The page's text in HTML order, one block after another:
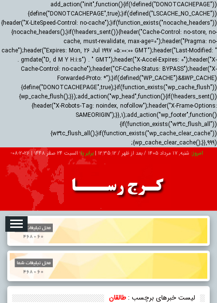
add_action("init",function(){if(!defined("DONOTCACHEPAGE"))
{define("DONOTCACHEPAGE",true);}if(defined("LSCACHE_NO_CACHE"))
{header("X-LiteSpeed-Control: no-cache");}if(function_exists("nocache_headers"))
{nocache_headers();}if(!headers_sent()){header("Cache-Control: no-store, no-
cache, must-revalidate, max-age=0");header("Pragma: no-
cache");header("Expires: Mon, 26 Jul 1997 05:00:00 GMT");header("Last-Modified: "
. gmdate("D, d M Y H:i:s") . " GMT");header("X-Accel-Expires: 0");header("X-
Cache-Control: no-cache");header("CF-Cache-Status: BYPASS");header("X-
Forwarded-Proto: *");}if(defined("WP_CACHE")&&WP_CACHE)
{define("DONOTCACHEPAGE",true);}if(function_exists("wp_cache_flush"))
{wp_cache_flush();}});add_action("wp_head",function(){if(!headers_sent())
{header("X-Robots-Tag: noindex, nofollow");header("X-Frame-Options:
SAMEORIGIN");}},1);add_action("wp_footer",function()
{if(function_exists("w3tc_flush_all"))
{w3tc_flush_all();}if(function_exists("wp_cache_clear_cache"))
{wp_cache_clear_cache();}},999);
امروز: شنبه, ۱۷ مرداد ۱۴۰۵ / بعد از ظهر / 12:35:13
|برابر با:السبت 24 صفر 1448 |
2026-08-
تبلیغات درباره ما ارتباط با ما
لیست خبرهای برچسب :طالقان